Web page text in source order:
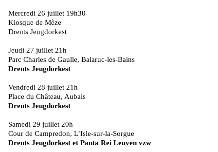
Mercredi 26 juillet 19h30
Kiosque de Mèze
Drents Jeugdorkest
Jeudi 27 juillet 21h
Parc Charles de Gaulle, Balaruc-les-Bains
Drents Jeugdorkest
Vendredi 28 juillet 21h
Place du Château, Aubais
Drents Jeugdorkest
Samedi 29 juillet 20h
Cour de Campredon, L’Isle-sur-la-Sorgue
Drents Jeugdorkest et Panta Rei Leuven vzw